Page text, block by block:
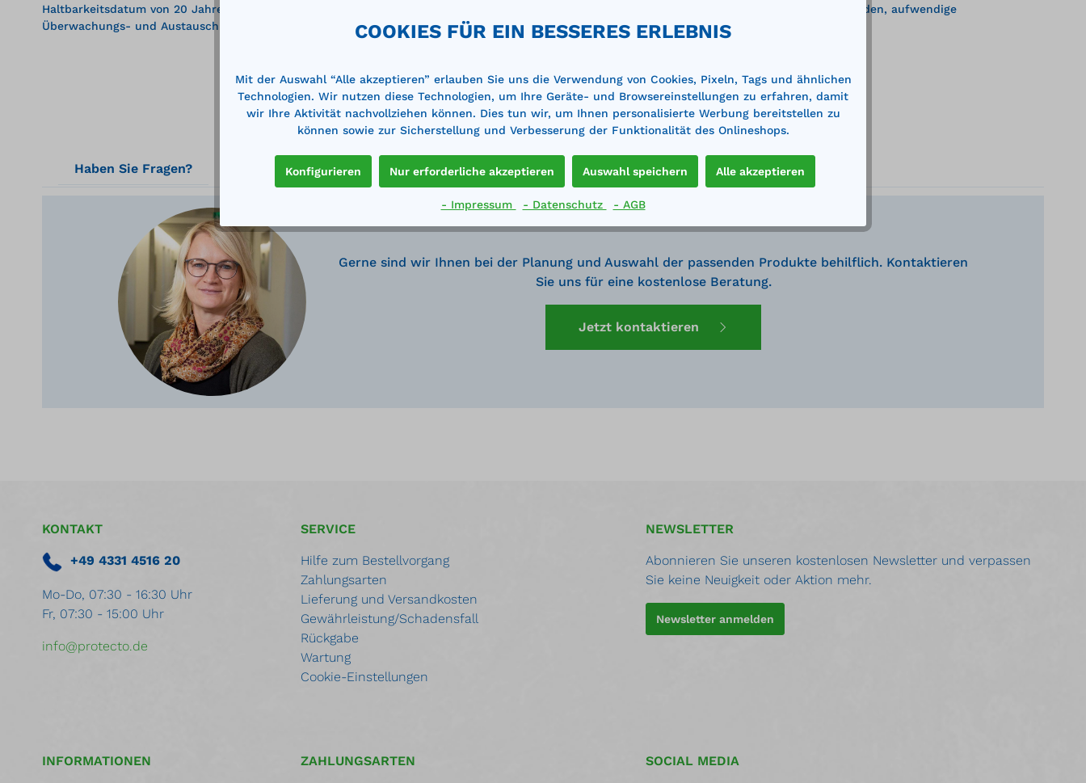
Haltbarkeitsdatum von 20 Jahren versehen. So können sterile Verbandstoffe im Normalfall innerhalb des Verwendungszeitraumes verbraucht werden, aufwendige
Überwachungs- und Austauschmaßnahmen entfallen.
Haben Sie Fragen?
Gerne sind wir Ihnen bei der Planung und Auswahl der passenden Produkte behilflich. Kontaktieren
Sie uns für eine kostenlose Beratung.
Jetzt kontaktieren
KONTAKT
+49 4331 4516 20
Mo-Do, 07:30 - 16:30 Uhr
Fr, 07:30 - 15:00 Uhr
info@protecto.de
SERVICE
Hilfe zum Bestellvorgang
Zahlungsarten
Lieferung und Versandkosten
Gewährleistung/Schadensfall
Rückgabe
Wartung
Cookie-Einstellungen
NEWSLETTER
Abonnieren Sie unseren kostenlosen Newsletter und verpassen
Sie keine Neuigkeit oder Aktion mehr.
Newsletter anmelden
INFORMATIONEN ZAHLUNGSARTEN SOCIAL MEDIA
COOKIES FÜR EIN BESSERES ERLEBNIS
Mit der Auswahl “Alle akzeptieren” erlauben Sie uns die Verwendung von Cookies, Pixeln, Tags und ähnlichen
Technologien. Wir nutzen diese Technologien, um Ihre Geräte- und Browsereinstellungen zu erfahren, damit
wir Ihre Aktivität nachvollziehen können. Dies tun wir, um Ihnen personalisierte Werbung bereitstellen zu
können sowie zur Sicherstellung und Verbesserung der Funktionalität des Onlineshops.
Konfigurieren Nur erforderliche akzeptieren Auswahl speichern Alle akzeptieren
- Impressum - Datenschutz - AGB